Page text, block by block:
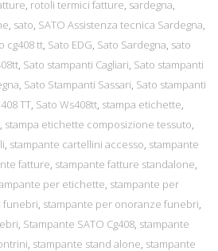
, rotoli termici fatture, sardegna,
, sato, SATO Assistenza tecnica Sardegna,
cg408 tt, Sato EDG, Sato Sardegna, sato
, Sato stampanti Cagliari, Sato stampanti
, Sato Stampanti Sassari, Sato stampanti
TT, Sato Ws408tt, stampa etichette,
, stampa etichette composizione tessuto,
, stampante cartellini accesso, stampante
fatture, stampante fatture standalone,
per etichette, stampante per
funebri, stampante per onoranze funebri,
, Stampante SATO Cg408, stampante
, stampante stand alone, stampante